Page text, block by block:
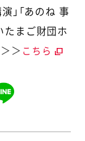
」「あのね 事
たまご財団ホ
＞ こちら